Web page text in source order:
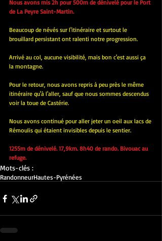
Nous avons mis 2h pour 500m de dénivelé pour le Port
de La Peyre Saint-Martin.
Beaucoup de névés sur l'itinéraire et surtout le
brouillard persistant ont ralenti notre progression.
Arrivé au col, aucune visibilité, mais bon c'est aussi ça
la montagne.
Pour le retour, nous avons repris à peu près le même
itinéraire qu'à l'aller, sauf que nous sommes descendus
voir la toue de Castérie.
Nous avons continué pour aller jeter un oeil aux lacs de
Rémoulis qui étaient invisibles depuis le sentier.
1255m de dénivelé. 17,9km. 8h40 de rando. Bivouac au
refuge.
Mots-clés :
RandonneurHautes-Pyrénées